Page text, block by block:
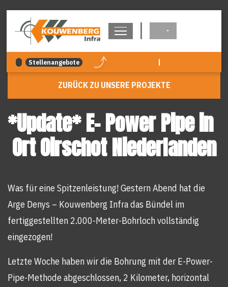
Stellenangebote |
ZURÜCK ZU UNSERE PROJEKTE
*Update* E- Power Pipe in
Ort Oirschot Niederlanden
Was für eine Spitzenleistung! Gestern Abend hat die
Arge Denys – Kouwenberg Infra das Bündel im
fertiggestellten 2.000-Meter-Bohrloch vollständig
eingezogen!
Letzte Woche haben wir die Bohrung mit der E-Power-
Pipe-Methode abgeschlossen, 2 Kilometer, horizontal